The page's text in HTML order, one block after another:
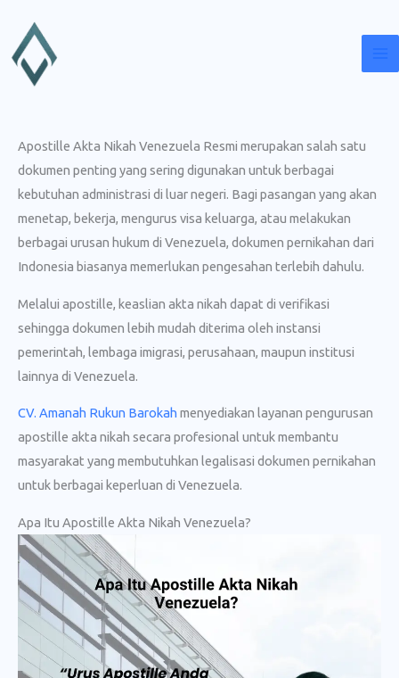
konten
Apostille Akta Nikah Venezuela Resmi merupakan salah satu
dokumen penting yang sering digunakan untuk berbagai
kebutuhan administrasi di luar negeri. Bagi pasangan yang akan
menetap, bekerja, mengurus visa keluarga, atau melakukan
berbagai urusan hukum di Venezuela, dokumen pernikahan dari
Indonesia biasanya memerlukan pengesahan terlebih dahulu.
Melalui apostille, keaslian akta nikah dapat di verifikasi
sehingga dokumen lebih mudah diterima oleh instansi
pemerintah, lembaga imigrasi, perusahaan, maupun institusi
lainnya di Venezuela.
CV. Amanah Rukun Barokah menyediakan layanan pengurusan
apostille akta nikah secara profesional untuk membantu
masyarakat yang membutuhkan legalisasi dokumen pernikahan
untuk berbagai keperluan di Venezuela.
Apa Itu Apostille Akta Nikah Venezuela?